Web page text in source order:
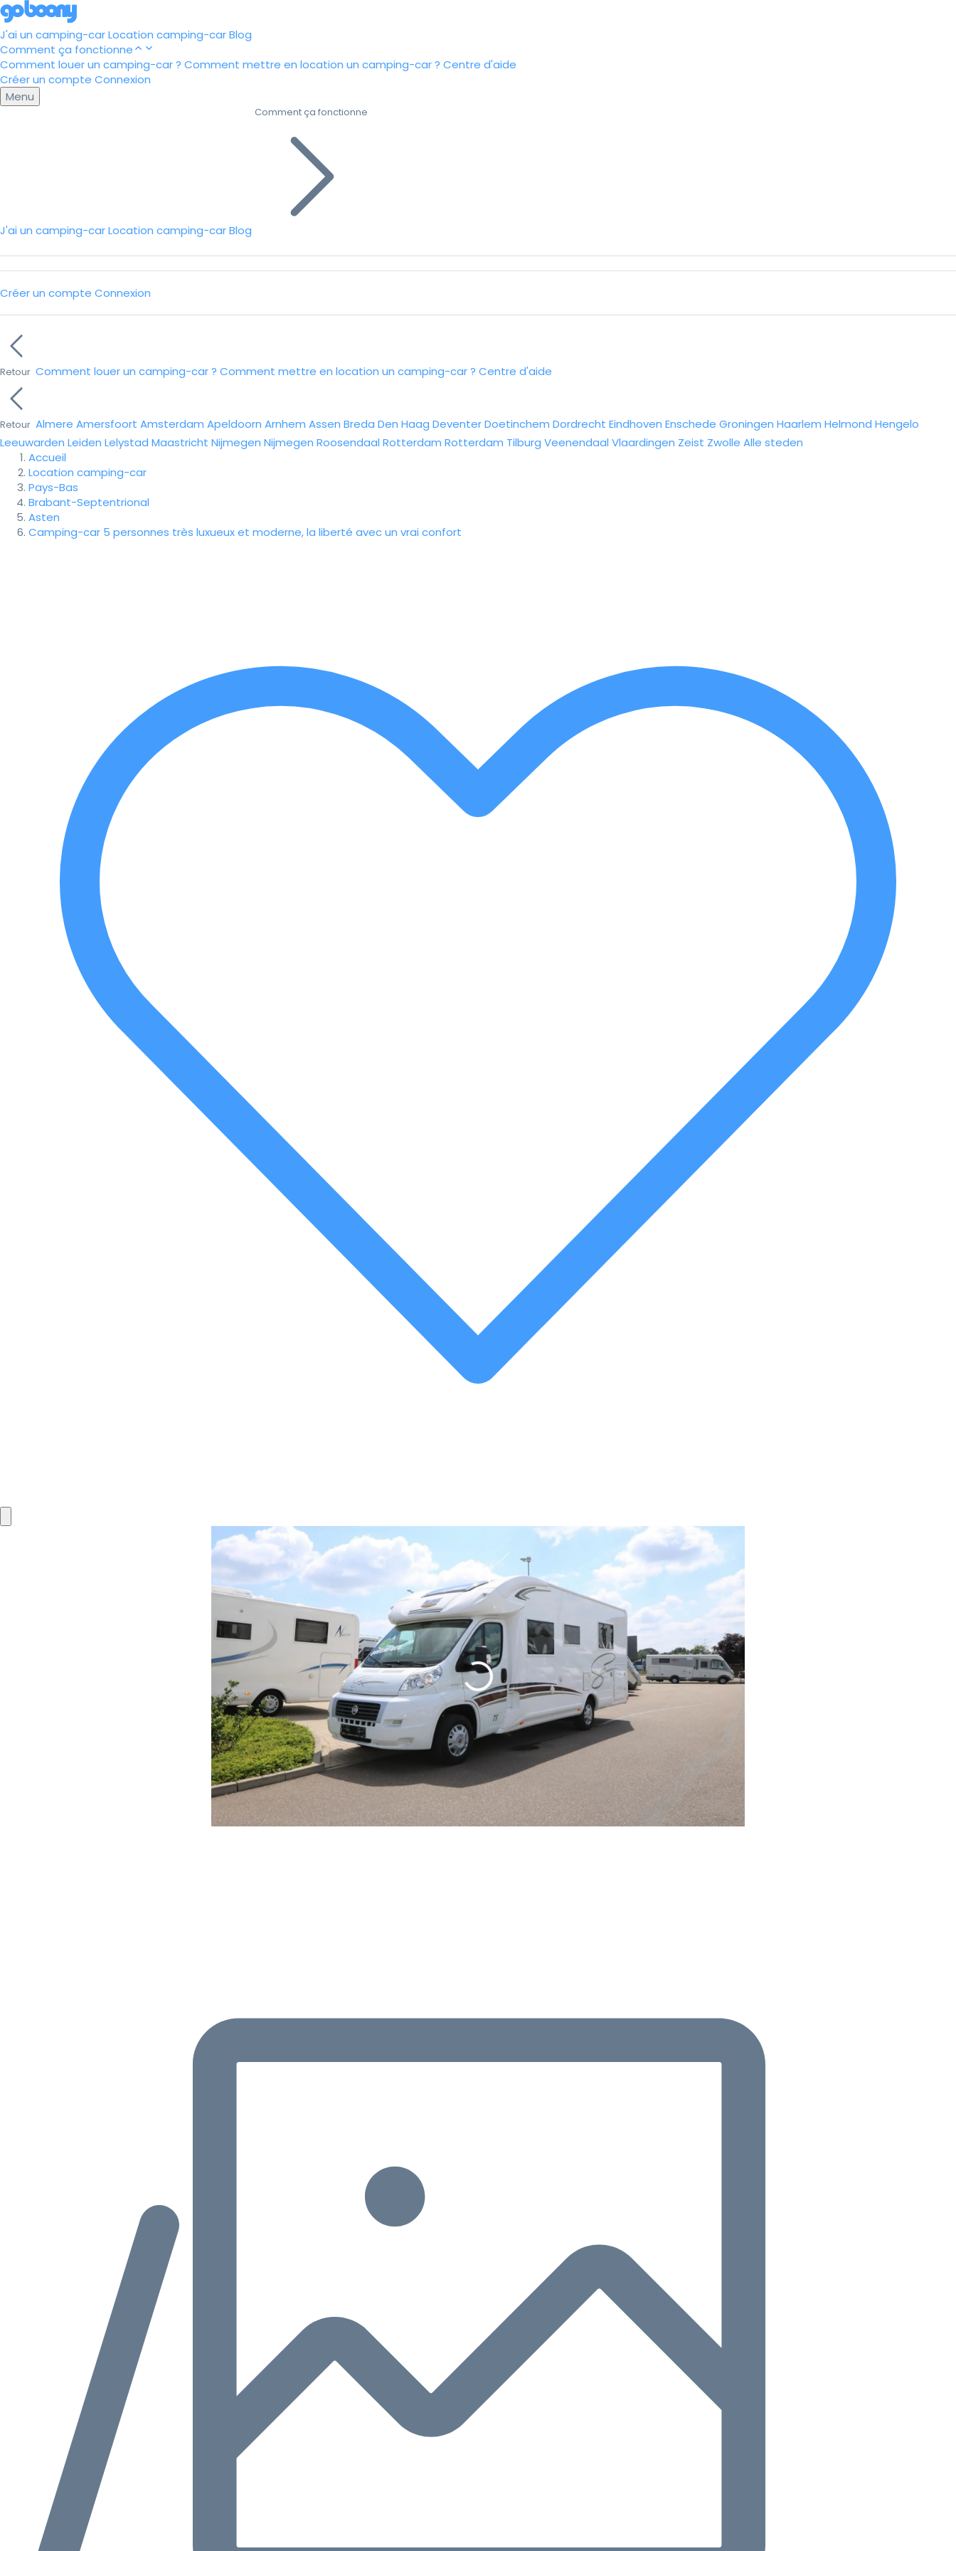
J'ai un camping-carLocation camping-carBlog
Comment ça fonctionne
Comment louer un camping-car ? Comment mettre en location un camping-car ? Centre d'aide
Créer un compte Connexion
Menu
J'ai un camping-carLocation camping-carBlog
Comment ça fonctionne
Créer un compte Connexion
Retour Comment louer un camping-car ? Comment mettre en location un camping-car ? Centre d'aide
Retour Almere Amersfoort Amsterdam Apeldoorn Arnhem Assen Breda Den Haag DeventerDoetinchem Dordrecht Eindhoven Enschede Groningen Haarlem Helmond Hengelo
Leeuwarden Leiden Lelystad Maastricht Nijmegen Nijmegen Roosendaal Rotterdam Rotterdam Tilburg Veenendaal Vlaardingen Zeist Zwolle Alle steden
Accueil
Location camping-car
Pays-Bas
Brabant-Septentrional
Asten
Camping-car 5 personnes très luxueux et moderne, la liberté avec un vrai confort